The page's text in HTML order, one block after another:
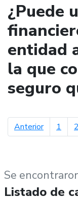
¿Puede
entidad
la que
seguro
Anteriorpágina
1 2
Se
Listado de